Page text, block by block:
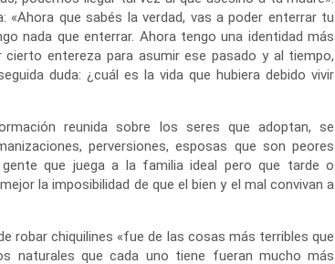
«Ahora que sabés la verdad, vas a poder enterrar tu
nada que enterrar. Ahora tengo una identidad más
entereza para asumir ese pasado y al tiempo,
duda: ¿cuál es la vida que hubiera debido vivir
reunida sobre los seres que adoptan, se
perversiones, esposas que son peores
que juega a la familia ideal pero que tarde o
la imposibilidad de que el bien y el mal convivan a
robar chiquilines «fue de las cosas más terribles que
naturales que cada uno tiene fueran mucho más